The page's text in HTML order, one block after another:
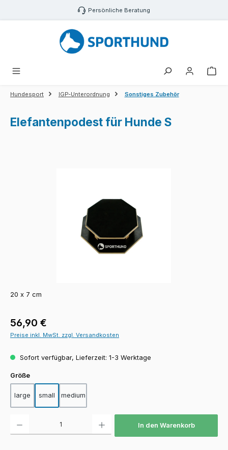
Zum Hauptinhalt springen Persönliche Beratung
Hundesport IGP-Unterordnung Sonstiges Zubehör
Elefantenpodest für Hunde S
20 x 7 cm
Regulärer Preis:
56,90 €
Preise inkl. MwSt. zzgl. Versandkosten
Sofort verfügbar, Lieferzeit: 1-3 Werktage
Größeauswählen
large small medium
In den Warenkorb